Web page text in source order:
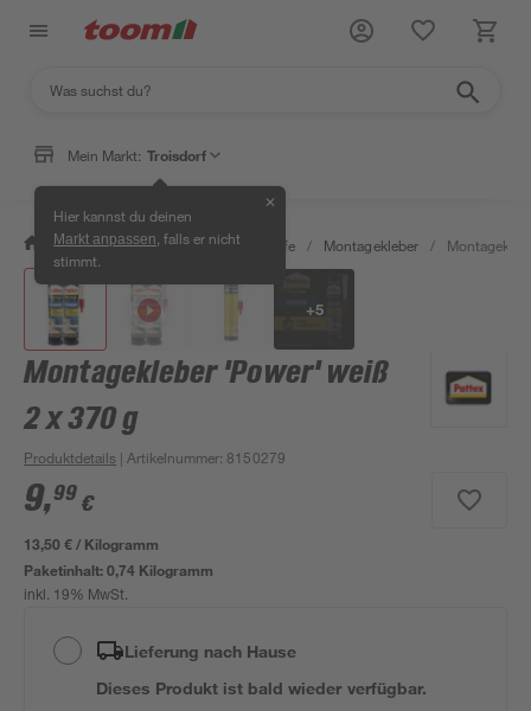
Mein Markt: Troisdorf
Hier kannst du deinen
Markt anpassen , falls er nicht
stimmt.
✕
/ Bauen & Renovieren / Klebstoffe / Montagekleber /
+5
Montagekleber 'Power' weiß
2 x 370 g
Produktdetails | Artikelnummer: 8150279
9,99 €
13,50 € / Kilogramm
Paketinhalt:0,74 Kilogramm
inkl. 19% MwSt.
Lieferung nach Hause
Dieses Produkt ist bald wieder verfügbar.